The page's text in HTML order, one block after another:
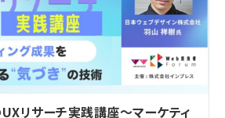
リサーチ実践講座～マーケティ